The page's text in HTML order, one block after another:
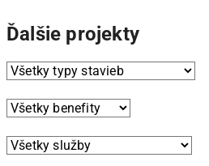
Ďalšie projekty